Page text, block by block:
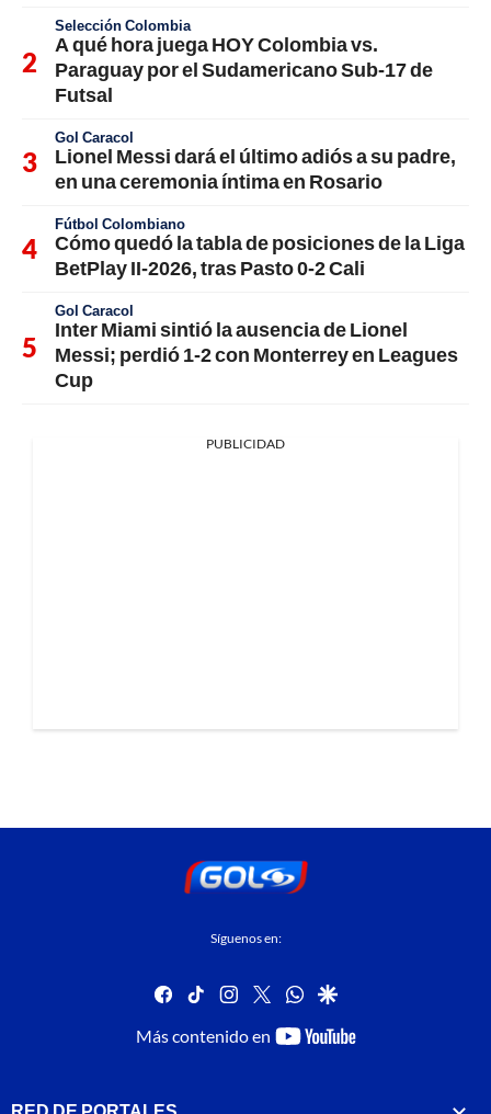
Selección Colombia
A qué hora juega HOY Colombia vs.
Paraguay por el Sudamericano Sub-17 de
Futsal
Gol Caracol
Lionel Messi dará el último adiós a su padre,
en una ceremonia íntima en Rosario
Fútbol Colombiano
Cómo quedó la tabla de posiciones de la Liga
BetPlay II-2026, tras Pasto 0-2 Cali
Gol Caracol
Inter Miami sintió la ausencia de Lionel
Messi; perdió 1-2 con Monterrey en Leagues
Cup
PUBLICIDAD
Síguenos en:
facebook
tiktok instagram
twitterwhatsapp
google
Más contenido en
youtube-